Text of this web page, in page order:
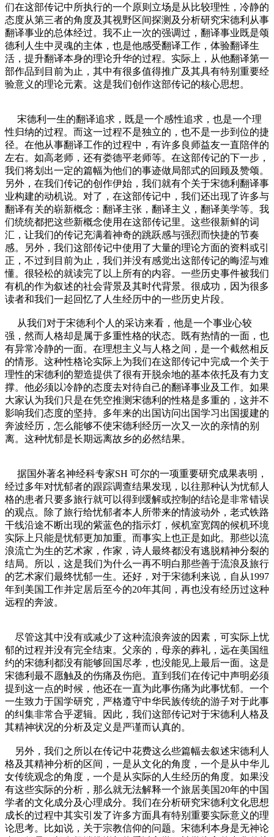
们在这部传记中所执行的一个原则立场是从比较理性，冷静的
态度从第三者的角度及其视野区间探测及分析研究宋德利从事
翻译事业的总体经过。我不止一次的强调过，翻译事业既是颂
德利人生中灵魂的主体，也是他感受翻译工作，体验翻译生
活，提升翻译本身的理论升华的过程。实际上，从他翻译第一
部作品到目前为止，其中有很多值得推广及其具有特别重要经
验意义的理论元素。这是我们创作这部传记的核心思想。
宋德利一生的翻译追求，既是一个感性追求，也是一个理
性归纳的过程。而这一过程不是独立的，也不是一步到位的捷
径。在他从事翻译工作的过程中，有许多良师益友一直陪伴的
左右。如高老师，还有娄德平老师等。在这部传记的下一步，
我们将划出一定的篇幅为他们的事迹做局部式的回顾及赞颂。
另外，在我们传记的创作伊始，我们就有个关于宋德利翻译事
业构建的动机说。对了，在这部传记中，我们还出现了许多与
翻译有关的崭新概念：翻译主张，翻译主义，翻译美学等。我
们统统都把这些新概念使用在这部传记里。这些很新鲜的词
汇，让我们的传记充满着神奇的跳跃感与强烈而快捷的节奏
感。另外，我们这部传记中使用了大量的理论方面的资料或引
正，不过到目前为止，我们并没有感觉出这部传记的晦涩与难
懂。很轻松的就读完了以上所有的内容。一些历史事件被我们
有机的作为叙述的社会背景及其时代背景。很成功，因为很多
读者和我们一起回忆了人生经历中的一些历史片段。
从我们对于宋徳利个人的采访来看，他是一个事业心较
强，然而人格却是属于多重性格的状态。既有热情的一面，也
有异常冷静的一面。在理想主义与人格之间，是一个截然相反
的情形。这种性格论实际上为我们在这部传记中完成一个关于
理性的宋德利的塑造提供了很有开脱余地的基本依托及有力支
撑。他必须以冷静的态度去对待自己的翻译事业及工作。如果
大家认为我们只是在凭空推测宋德利的性格是多重的，这并不
影响我们态度的坚持。多年来的出国访问出国学习出国援建的
奔波经历，怎么能够不使宋德利经历一次又一次的亲情的别
离。这种忧郁是长期远离故乡的必然结果。
据国外著名神经科专家SH 可尔的一项重要研究成果表明，
经过多年对忧郁者的跟踪调查结果发现，以往那种认为忧郁人
格的患者只要多旅行就可以得到缓解或控制的结论是非常错误
的观点。除了旅行给忧郁者本人所带来的情波动外，老式铁路
干线沿途不断出现的紫蓝色的指示灯，候机室宽阔的候机环境
实际上只能是忧郁更加加重。而事实上也正是如此。那些以流
浪流亡为生的艺术家，作家，诗人最终都没有逃脱精神分裂的
结局。所以，这是我们为什么一再不明白那些善于流浪及旅行
的艺术家们最终忧郁一生。还好，对于宋德利来说，自从1997
年到美国工作并定居后至今的20年其间，再也没有经历过这种
远程的奔波。
尽管这其中没有或减少了这种流浪奔波的因素，可实际上忧
郁的过程并没有完全结束。父亲的，母亲的葬礼，远在美国纽
约的宋德利都没有能够回国尽孝，也没能见上最后一面。这是
宋德利最不愿触及的伤痛及伤疤。直到我们在传记中声明必须
提到这一点的时候，他还在一直为此事伤痛为此事忧郁。一个
一生致力于国学研究，严格遵守中华民族传统的游子对于此事
的纠集非常合乎逻辑。因此，我们这部传记对于宋德利人格及
其精神状况的分析及定义是严谨而认真的。
另外，我们之所以在传记中花费这么些篇幅去叙述宋德利人
格及其精神分析的区间，一是从文化的角度，一个是从中华儿
女传统观念的角度，一个是从实际的人生经历的角度。如果没
有这些实际的分析，那么就无法解释一个旅居美国20年的中国
学者的文化成分及心理成分。我们在分析研究宋德利文化思想
成长的过程中其实引发了许多方面具有特别重要实际意义的理
论思考。比如说，关于宗教信仰的问题。宋德利本身是无神论